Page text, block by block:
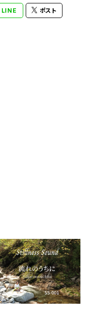
LINE ポスト